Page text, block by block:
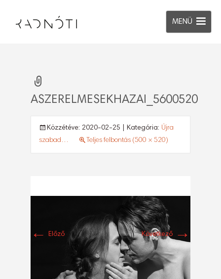
MENÜ
ASZERELMESEKHAZAI_5600520
Közzétéve: 2020-02-25 | Kategória: Újra
szabad…
Teljes felbontás (500 × 520)
← Előző Következő →